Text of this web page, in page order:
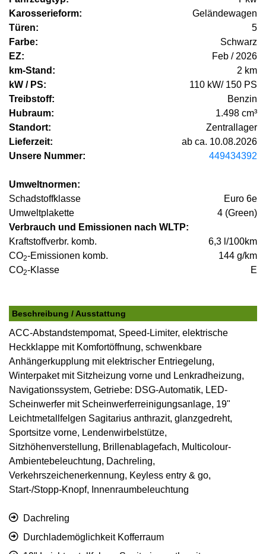
Karosserieform:
Geländewagen
Türen:
5
Farbe:
Schwarz
EZ:
Feb / 2026
km-Stand:
2 km
kW / PS:
110 kW/ 150 PS
Treibstoff:
Benzin
Hubraum:
1.498 cm³
Standort:
Zentrallager
Lieferzeit:
ab ca. 10.08.2026
Unsere Nummer:
449434392
Umweltnormen:
Schadstoffklasse
Euro 6e
Umweltplakette
4 (Green)
Verbrauch und Emissionen nach WLTP:
Kraftstoffverbr. komb.
6,3 l/100km
CO2-Emissionen komb.
144 g/km
CO2-Klasse E
Beschreibung / Ausstattung
ACC-Abstandstempomat, Speed-Limiter, elektrische
Heckklappe mit Komfortöffnung, schwenkbare
Anhängerkupplung mit elektrischer Entriegelung,
Winterpaket mit Sitzheizung vorne und Lenkradheizung,
Navigationssystem, Getriebe: DSG-Automatik, LED-
Scheinwerfer mit Scheinwerferreinigungsanlage, 19"
Leichtmetallfelgen Sagitarius anthrazit, glanzgedreht,
Sportsitze vorne, Lendenwirbelstütze,
Sitzhöhenverstellung, Brillenablagefach, Multicolour-
Ambientebeleuchtung, Dachreling,
Verkehrszeichenerkennung, Keyless entry & go,
Start-/Stopp-Knopf, Innenraumbeleuchtung
Dachreling
Durchlademöglichkeit Kofferraum